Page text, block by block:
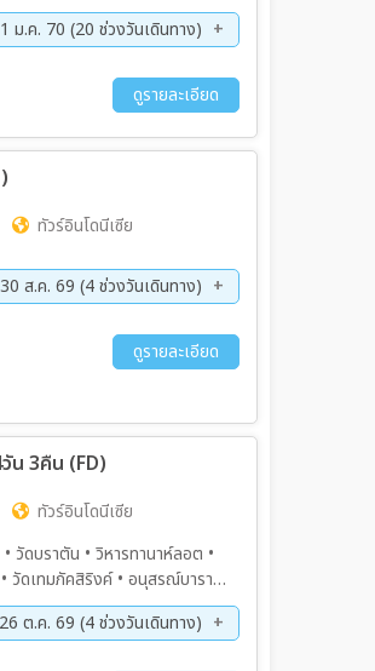
ม.ค. 70 (20 ช่วงวันเดินทาง)
26 ก.ย. 69 - 29 ก.ย. 69
13 พ.ย. 69 - 16 พ.ย. 69
25 ธ.ค. 69 - 28 ธ.ค. 69
ดูรายละเอียด
ทัวร์อินโดนีเซีย
ส.ค. 69 (4 ช่วงวันเดินทาง)
ดูรายละเอียด
น 3คืน (FD)
ทัวร์อินโดนีเซีย
วัดบราตัน • วิหารทานาห์ลอต •
วัดเทมภัคสิริงค์ • อนุสรณ์บาราต้
ต.ค. 69 (4 ช่วงวันเดินทาง)